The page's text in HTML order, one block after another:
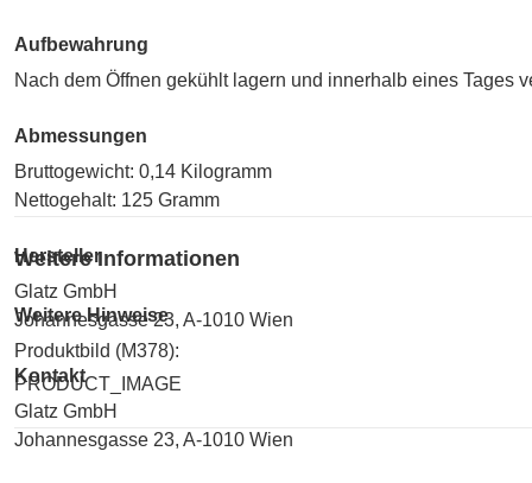
Aufbewahrung
Nach dem Öffnen gekühlt lagern und innerhalb eines Tages
Abmessungen
Bruttogewicht: 0,14 Kilogramm
Nettogehalt: 125 Gramm
Hersteller
Glatz GmbH
Johannesgasse 23, A-1010 Wien
Kontakt
Glatz GmbH
Johannesgasse 23, A-1010 Wien
Weitere Informationen
Weitere Hinweise
Produktbild (M378):
PRODUCT_IMAGE